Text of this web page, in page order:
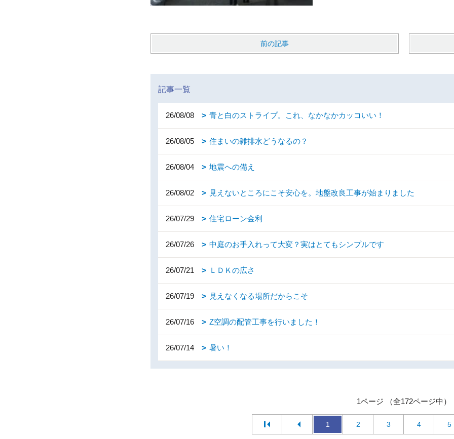
前の記事
記事一覧
26/08/08 青と白のストライプ。これ、なかなかカッコいい！
26/08/05 住まいの雑排水どうなるの？
26/08/04 地震への備え
26/08/02 見えないところにこそ安心を。地盤改良工事が始まりました
26/07/29 住宅ローン金利
26/07/26 中庭のお手入れって大変？実はとてもシンプルです
26/07/21 ＬＤＫの広さ
26/07/19 見えなくなる場所だからこそ
26/07/16 Z空調の配管工事を行いました！
26/07/14 暑い！
1ページ （全172ページ中）
1 2 3 4 5